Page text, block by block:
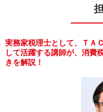
実務家税理士として、ＴＡ
して活躍する講師が、消費
きを解説！